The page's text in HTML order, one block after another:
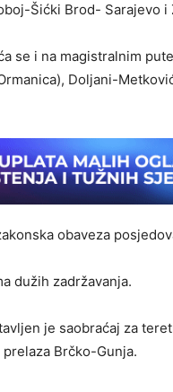
Šićki Brod- Sarajevo
se i na magistralnim
Doljani-
obaveza
dužih zadržavanja.
je saobraćaj za
Brčko-Gunja.